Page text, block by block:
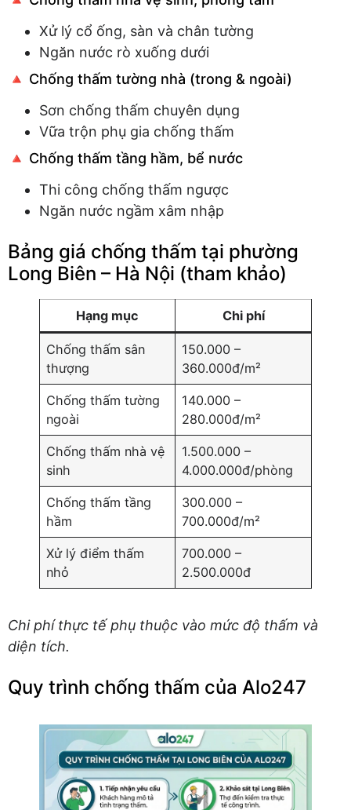
Xử lý cổ ống, sàn và chân tường
Ngăn nước rò xuống dưới
🔺 Chống thấm tường nhà (trong & ngoài)
Sơn chống thấm chuyên dụng
Vữa trộn phụ gia chống thấm
🔺 Chống thấm tầng hầm, bể nước
Thi công chống thấm ngược
Ngăn nước ngầm xâm nhập
Bảng giá chống thấm tại phường
Long Biên – Hà Nội (tham khảo)
Hạng mục Chi phí
Chống thấm sân
thượng
150.000 –
360.000đ/m²
Chống thấm tường
ngoài
140.000 –
280.000đ/m²
Chống thấm nhà vệ
sinh
1.500.000 –
4.000.000đ/phòng
Chống thấm tầng
hầm
300.000 –
700.000đ/m²
Xử lý điểm thấm
nhỏ
700.000 –
2.500.000đ
Chi phí thực tế phụ thuộc vào mức độ thấm và
diện tích.
Quy trình chống thấm của Alo247